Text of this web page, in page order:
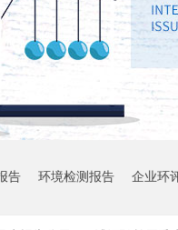
告 环境检测报告 企业环